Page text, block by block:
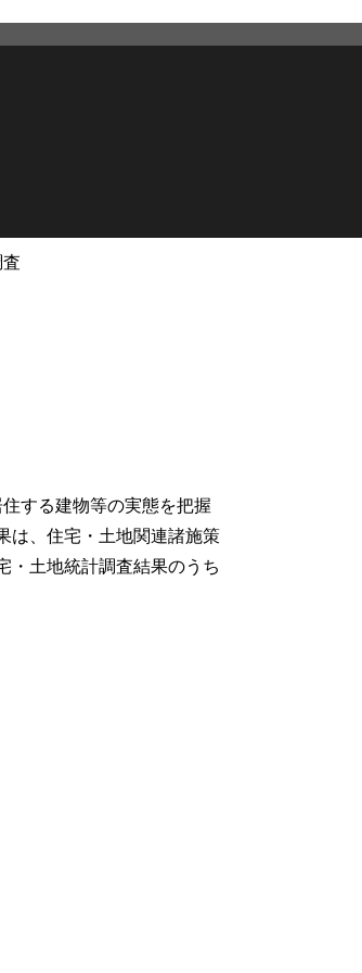
する建物等の実態を把握
は、住宅・土地関連諸施策
・土地統計調査結果のうち